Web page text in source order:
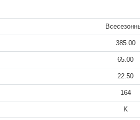
385.00
65.00
22.50
164
K